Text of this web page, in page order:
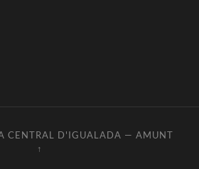
CENTRAL D'IGUALADA — AMUNT
↑